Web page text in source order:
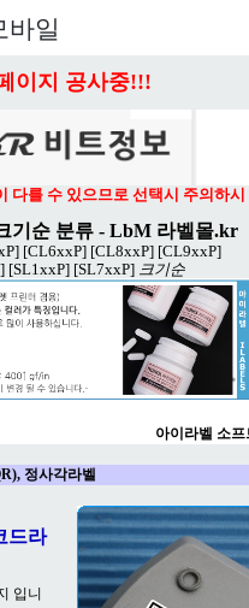
바일
이지 공사중!!!
다를 수 있으므로 선택시 주의하시
기순 분류 - LbM 라벨몰.kr
[CL6xxP] [CL8xxP] [CL9xxP]
[SL1xxP] [SL7xxP] 크기순
아이라벨 소
정사각라벨
드라
입니